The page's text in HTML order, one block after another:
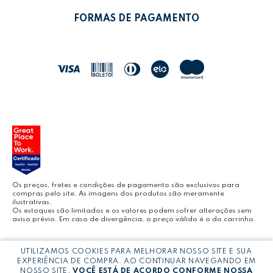
POLÍTICA DE TROCAS
BLOG LEONORA
FORMAS DE PAGAMENTO
Os preços, fretes e condições de pagamento são exclusivos para
compras pelo site. As imagens dos produtos são meramente
ilustrativas.
Os estoques são limitados e os valores podem sofrer alterações sem
aviso prévio. Em caso de divergência, o preço válido é o do carrinho.
Copyright © LEONORA COMERCIO INTERNACIONAL LTDA - CNPJ:
03.064.692/0005-53
UTILIZAMOS COOKIES PARA MELHORAR NOSSO SITE E SUA
EXPERIÊNCIA DE COMPRA. AO CONTINUAR NAVEGANDO EM
NOSSO SITE,VOCÊ ESTÁ DE ACORDO CONFORME NOSSA